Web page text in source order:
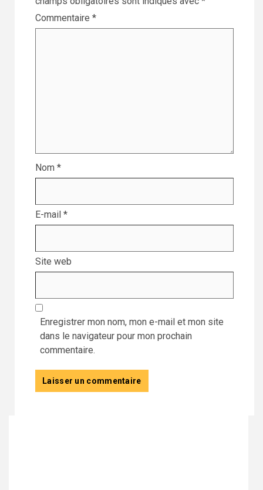
Commentaire *
Nom *
E-mail *
Site web
Enregistrer mon nom, mon e-mail et mon site
dans le navigateur pour mon prochain
commentaire.